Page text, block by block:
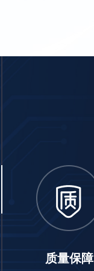
质量保障